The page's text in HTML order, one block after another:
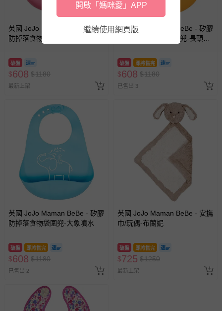
英國 JoJo Maman BeBe - 矽膠
防掉落食物圍兜-紅鶴
破盤
$608 $1180
最新上架
英國 JoJo Maman BeBe - 矽膠
防掉落食物袋穿式圍兜-長頸鹿
破盤 即將售完
$608 $1180
已售出 3
英國 JoJo Maman BeBe - 矽膠
防掉落食物袋圍兜-大象噴水
破盤 即將售完
$608 $1180
已售出 2
英國 JoJo Maman BeBe - 安撫
巾/玩偶-布蘭妮
破盤 即將售完
$725 $1250
最新上架
開啟「媽咪愛」APP
繼續使用網頁版